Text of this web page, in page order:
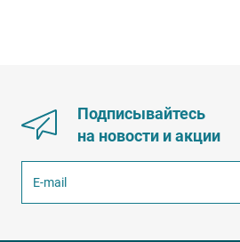
Подписывайтесь
на новости и акции